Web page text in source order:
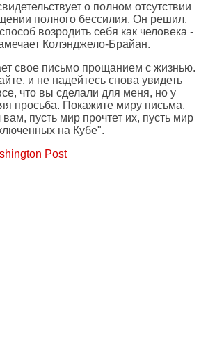
о полном отсутствии
полного бессилия. Он решил,
возродить себя как человека -
Колэнджело-Брайан.
свое письмо прощанием с жизнью.
и не надейтесь снова увидеть
что вы сделали для меня, но у
просьба. Покажите миру письма,
пусть мир прочтет их, пусть мир
на Кубе".
Post